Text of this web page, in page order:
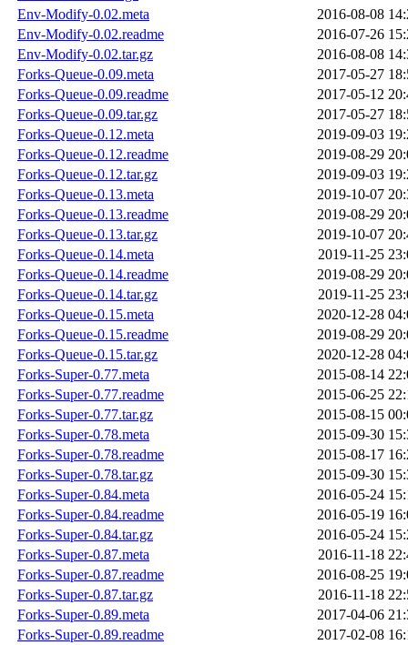
Env-Modify-0.02.meta
2016-08-08
Env-Modify-0.02.readme
2016-07-26
Env-Modify-0.02.tar.gz
2016-08-08
Forks-Queue-0.09.meta
2017-05-27
Forks-Queue-0.09.readme
2017-05-12
Forks-Queue-0.09.tar.gz
2017-05-27
Forks-Queue-0.12.meta
2019-09-03
Forks-Queue-0.12.readme
2019-08-29
Forks-Queue-0.12.tar.gz
2019-09-03
Forks-Queue-0.13.meta
2019-10-07
Forks-Queue-0.13.readme
2019-08-29
Forks-Queue-0.13.tar.gz
2019-10-07
Forks-Queue-0.14.meta
2019-11-25
Forks-Queue-0.14.readme
2019-08-29
Forks-Queue-0.14.tar.gz
2019-11-25
Forks-Queue-0.15.meta
2020-12-28
Forks-Queue-0.15.readme
2019-08-29
Forks-Queue-0.15.tar.gz
2020-12-28
Forks-Super-0.77.meta
2015-08-14
Forks-Super-0.77.readme
2015-06-25
Forks-Super-0.77.tar.gz
2015-08-15
Forks-Super-0.78.meta
2015-09-30
Forks-Super-0.78.readme
2015-08-17
Forks-Super-0.78.tar.gz
2015-09-30
Forks-Super-0.84.meta
2016-05-24
Forks-Super-0.84.readme
2016-05-19
Forks-Super-0.84.tar.gz
2016-05-24
Forks-Super-0.87.meta
2016-11-18
Forks-Super-0.87.readme
2016-08-25
Forks-Super-0.87.tar.gz
2016-11-18
Forks-Super-0.89.meta
2017-04-06
Forks-Super-0.89.readme
2017-02-08